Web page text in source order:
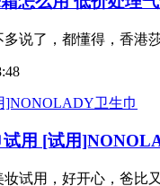
说了，都懂得，香港
试用 [试用
妆试用，好开心，爸比